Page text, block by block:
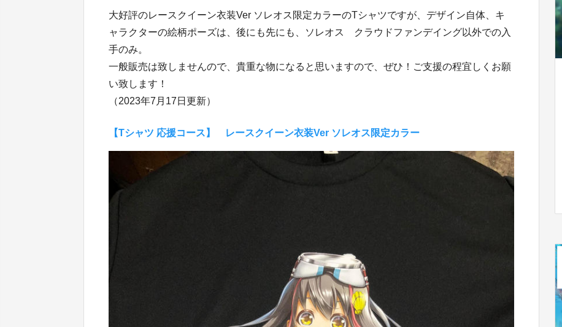
大好評のレースクイーン衣装Ver ソレオス限定カラーのTシャツですが、デザイン自体、キ
ャラクターの絵柄ポーズは、後にも先にも、ソレオス クラウドファンデイング以外での入
手のみ。
一般販売は致しませんので、貴重な物になると思いますので、ぜひ！ご支援の程宜しくお願
い致します！
（2023年7月17日更新）
【Tシャツ 応援コース】 レースクイーン衣装Ver ソレオス限定カラー